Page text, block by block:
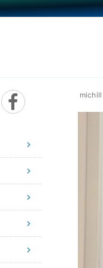
michill